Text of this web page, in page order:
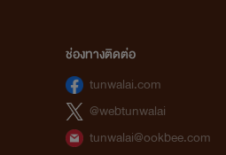
ช่องทางติดต่อ
tunwalai.com
@webtunwalai
tunwalai@ookbee.com